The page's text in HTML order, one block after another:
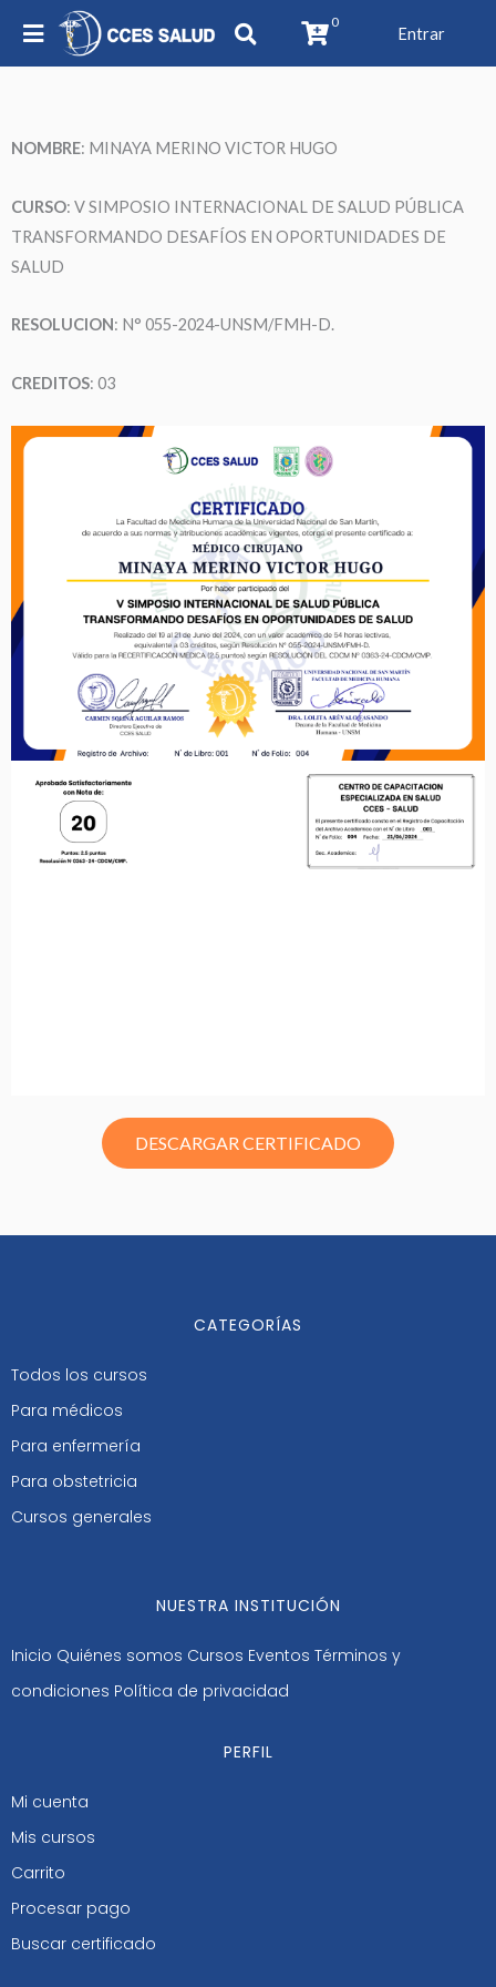
0
Entrar
NOMBRE: MINAYA MERINO VICTOR HUGO
CURSO: V SIMPOSIO INTERNACIONAL DE SALUD PÚBLICA
TRANSFORMANDO DESAFÍOS EN OPORTUNIDADES DE
SALUD
RESOLUCION: N° 055-2024-UNSM/FMH-D.
CREDITOS: 03
DESCARGAR CERTIFICADO
CATEGORÍAS
Todos los cursos
Para médicos
Para enfermería
Para obstetricia
Cursos generales
NUESTRA INSTITUCIÓN
Inicio Quiénes somos Cursos Eventos Términos y
condiciones Política de privacidad
PERFIL
Mi cuenta
Mis cursos
Carrito
Procesar pago
Buscar certificado